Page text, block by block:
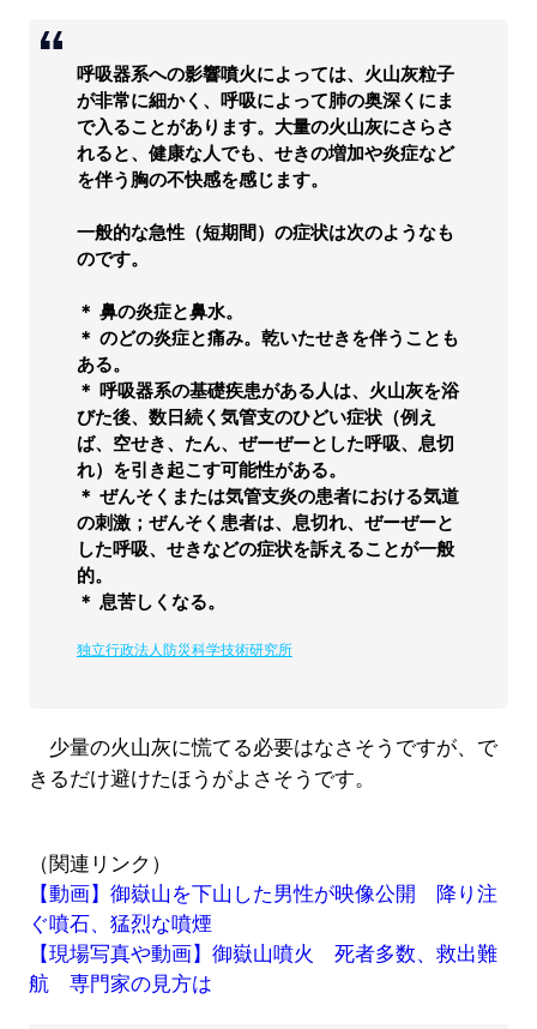
呼吸器系への影響噴火によっては、火山灰粒子
が非常に細かく、呼吸によって肺の奥深くにま
で入ることがあります。大量の火山灰にさらさ
れると、健康な人でも、せきの増加や炎症など
を伴う胸の不快感を感じます。
一般的な急性（短期間）の症状は次のようなも
のです。
＊ 鼻の炎症と鼻水。
＊ のどの炎症と痛み。乾いたせきを伴うことも
ある。
＊ 呼吸器系の基礎疾患がある人は、火山灰を浴
びた後、数日続く気管支のひどい症状（例え
ば、空せき、たん、ぜーぜーとした呼吸、息切
れ）を引き起こす可能性がある。
＊ ぜんそくまたは気管支炎の患者における気道
の刺激；ぜんそく患者は、息切れ、ぜーぜーと
した呼吸、せきなどの症状を訴えることが一般
的。
＊ 息苦しくなる。
独立行政法人防災科学技術研究所
少量の火山灰に慌てる必要はなさそうですが、で
きるだけ避けたほうがよさそうです。
（関連リンク）
【動画】御嶽山を下山した男性が映像公開 降り注
ぐ噴石、猛烈な噴煙
【現場写真や動画】御嶽山噴火 死者多数、救出難
航 専門家の見方は